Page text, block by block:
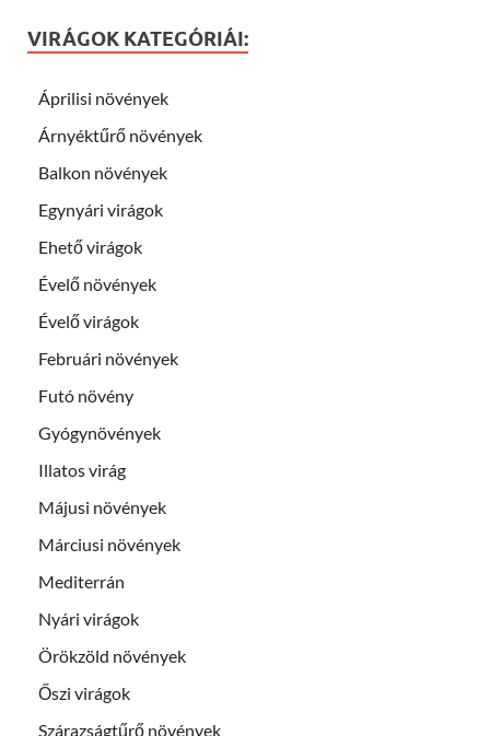
VIRÁGOK KATEGÓRIÁI:
Áprilisi növények
Árnyéktűrő növények
Balkon növények
Egynyári virágok
Ehető virágok
Évelő növények
Évelő virágok
Februári növények
Futó növény
Gyógynövények
Illatos virág
Májusi növények
Márciusi növények
Mediterrán
Nyári virágok
Örökzöld növények
Őszi virágok
Szárazságtűrő növények